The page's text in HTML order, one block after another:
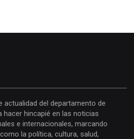
actualidad del departamento de
hacer hincapié en las noticias
e internacionales, marcando
la política, cultura, salud,